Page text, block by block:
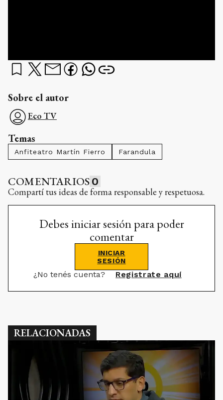
Sobre el autor
Eco TV
Temas
Anfiteatro Martín Fierro Farandula
COMENTARIOS 0
Compartí tus ideas de forma responsable y respetuosa.
Debes iniciar sesión para poder
comentar
INICIAR
SESIÓN
¿No tenés cuenta? Registrate aquí
RELACIONADAS